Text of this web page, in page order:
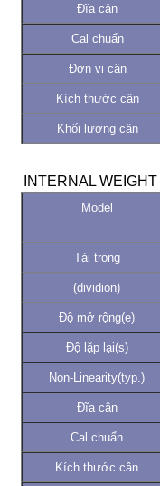
Đĩa cân
Cal chuẩn
Đơn vị cân
Kích thước cân
Khối lượng cân
INTERNAL WEIGHT
Model
Tải trọng
(dividion)
Độ mở rộng(e)
Độ lặp lại(s)
Non-Linearity(typ.)
Đĩa cân
Cal chuẩn
Kích thước cân